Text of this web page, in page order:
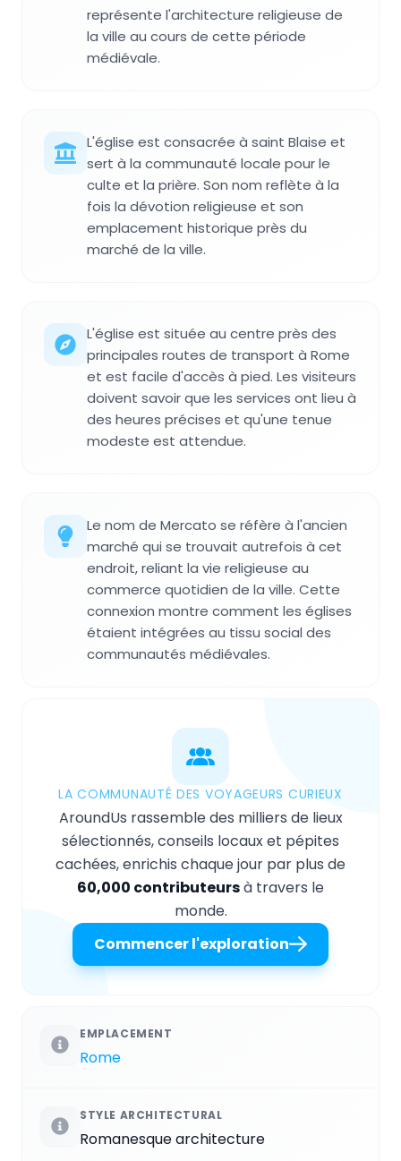
représente l'architecture religieuse de
la ville au cours de cette période
médiévale.
L'église est consacrée à saint Blaise et
sert à la communauté locale pour le
culte et la prière. Son nom reflète à la
fois la dévotion religieuse et son
emplacement historique près du
marché de la ville.
L'église est située au centre près des
principales routes de transport à Rome
et est facile d'accès à pied. Les visiteurs
doivent savoir que les services ont lieu à
des heures précises et qu'une tenue
modeste est attendue.
Le nom de Mercato se réfère à l'ancien
marché qui se trouvait autrefois à cet
endroit, reliant la vie religieuse au
commerce quotidien de la ville. Cette
connexion montre comment les églises
étaient intégrées au tissu social des
communautés médiévales.
LA COMMUNAUTÉ DES VOYAGEURS CURIEUX
AroundUs rassemble des milliers de lieux
sélectionnés, conseils locaux et pépites
cachées, enrichis chaque jour par plus de
60,000 contributeursà travers le
monde.
Commencer l'exploration
EMPLACEMENT
Rome
STYLE ARCHITECTURAL
Romanesque architecture